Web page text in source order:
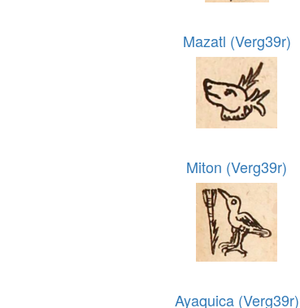
Mazatl (Verg39r)
Miton (Verg39r)
Ayaquica (Verg39r)